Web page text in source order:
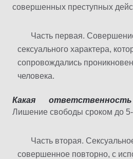
совершенных преступных
Часть первая.
сексуального характера,
сопровождались
человека.
Какая
Лишение свободы сроком до 5-
Часть вторая.
совершенное повторно, с